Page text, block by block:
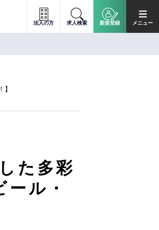
法人の方 求人検索 新規登録 メニュー
た多彩
ル・